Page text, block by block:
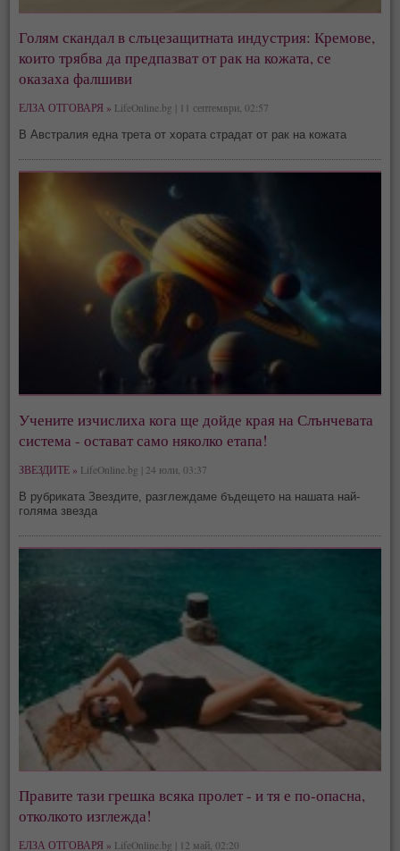
Голям скандал в слъцезащитната индустрия: Кремове,
които трябва да предпазват от рак на кожата, се
оказаха фалшиви
ЕЛЗА ОТГОВАРЯ » LifeOnline.bg | 11 септември, 02:57
В Австралия една трета от хората страдат от рак на кожата
Учените изчислиха кога ще дойде края на Слънчевата
система - остават само няколко етапа!
ЗВЕЗДИТЕ » LifeOnline.bg | 24 юли, 03:37
В рубриката Звездите, разглеждаме бъдещето на нашата най-
голяма звезда
Правите тази грешка всяка пролет - и тя е по-опасна,
отколкото изглежда!
ЕЛЗА ОТГОВАРЯ » LifeOnline.bg | 12 май, 02:20